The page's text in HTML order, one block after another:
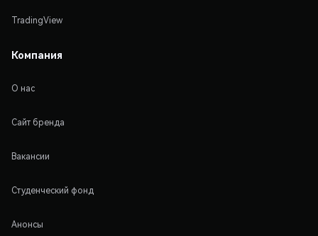
TradingView
Компания
О нас
Сайт бренда
Вакансии
Студенческий фонд
Анонсы